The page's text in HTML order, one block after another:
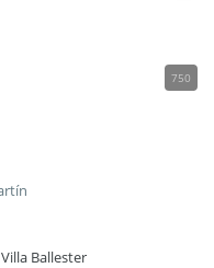
750
Ballester